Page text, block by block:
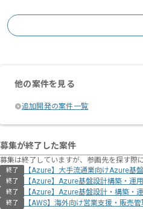
他の案件を見る
追加開発の案件一覧
募集が終了した案件
募集は終了していますが、参画先を探す際
終了 【Azure】大手流通業向けAzure基
終了 【Azure】Azure基盤設計構築・運用
終了 【Azure】Azure基盤設計・構築・
終了 【AWS】海外向け営業支援・販売